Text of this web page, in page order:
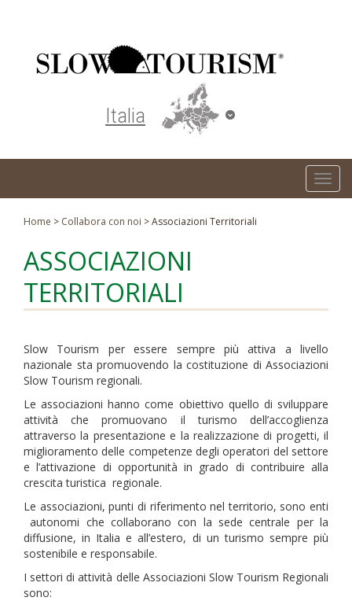
Turismo responsabile ed ecosostenibile
Italia
T
o
i
a
t
i
o
Home > Collabora con noi >Associazioni Territoriali
ASSOCIAZIONI
TERRITORIALI
Slow Tourism per essere sempre più attiva a livello
nazionale sta promuovendo la costituzione di Associazioni
Slow Tourism regionali.
Le associazioni hanno come obiettivo quello di sviluppare
attività che promuovano il turismo dell’accoglienza
attraverso la presentazione e la realizzazione di progetti, il
miglioramento delle competenze degli operatori del settore
e l’attivazione di opportunità in grado di contribuire alla
crescita turistica regionale.
Le associazioni, punti di riferimento nel territorio, sono enti
autonomi che collaborano con la sede centrale per la
diffusione, in Italia e all’estero, di un turismo sempre più
sostenibile e responsabile.
I settori di attività delle Associazioni Slow Tourism Regionali
sono: